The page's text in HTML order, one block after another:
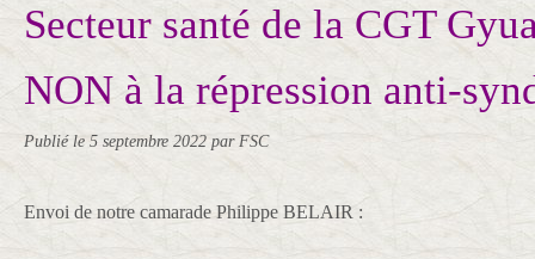
Secteur santé de la CGT
NON à la répression anti-
Publié le 5 septembre 2022 par FSC
Envoi de notre camarade Philippe BELAIR :